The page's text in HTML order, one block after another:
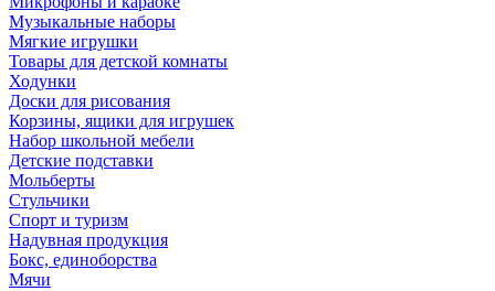
Музыкальные наборы
Мягкие игрушки
Товары для детской комнаты
Ходунки
Доски для рисования
Корзины, ящики для игрушек
Набор школьной мебели
Детские подставки
Мольберты
Стульчики
Спорт и туризм
Надувная продукция
Бокс, единоборства
Мячи